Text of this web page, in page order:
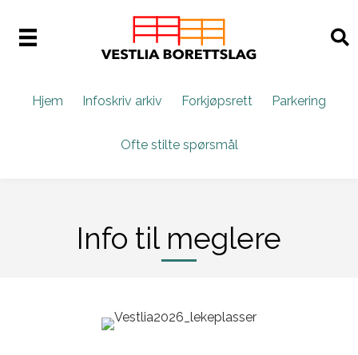
Hjem Infoskriv arkiv Forkjøpsrett Parkering
Ofte stilte spørsmål
Info til meglere